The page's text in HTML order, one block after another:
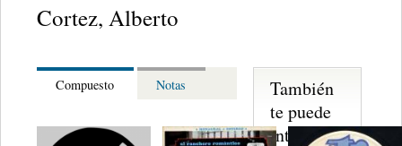
Cortez, Alberto
Compuesto Notas
También
te puede
interesar...